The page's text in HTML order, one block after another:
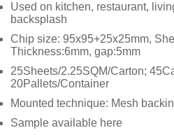
Used on kitchen, restaurant,
backsplash
Chip size: 95x95+25x25mm,
Thickness:6mm, gap:5mm
25Sheets/2.25SQM/Carton;
20Pallets/Container
Mounted technique: Mesh
Sample available here